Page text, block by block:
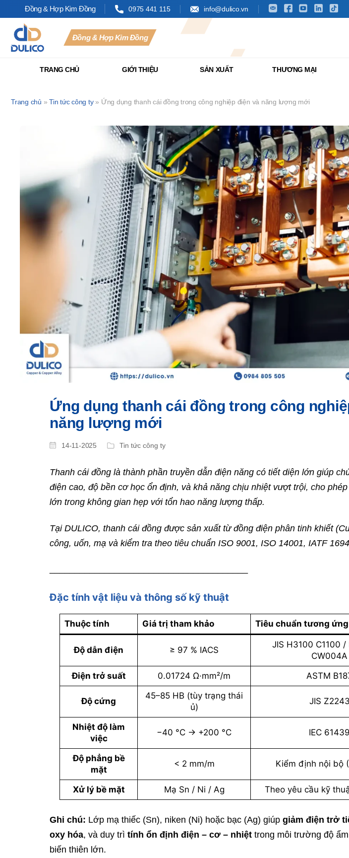
Đồng & Hợp Kim Đồng 0975 441 115 info@dulico.vn
&
Đồng & Hợp Kim Đồng
TRANG CHỦ GIỚI THIỆU SẢN XUẤT THƯƠNG MẠI
Trang chủ »Tin tức công ty» Ứng dụng thanh cái đồng trong công nghiệp điện và năng lượng mới
Ứng dụng thanh cái đồng trong công
năng lượng mới
14-11-2025 Tin tức công ty
Thanh cái đồng là thành phần truyền dẫn điện năng có tiết diện lớn giúp
điện cao, độ bền cơ học ổn định, và khả năng chịu nhiệt vượt trội, cho
lớn trong không gian hẹp với tổn hao năng lượng thấp.
Tại DULICO, thanh cái đồng được sản xuất từ đồng điện phân tinh khiết
công, uốn, mạ và kiểm tra theo tiêu chuẩn ISO 9001, ISO 14001, IATF
Đặc tính vật liệu và thông số kỹ thuật
Thuộc tính Giá trị tham khảo Tiêu chuẩn tương ứng
Độ dẫn điện ≥ 97 % IACS
JIS H3100 C1100 /
CW004A
Điện trở suất
0.01724 Ω·mm²/m ASTM
Độ cứng
45–85 HB (tùy trạng thái
ủ)
JIS Z2243
Nhiệt độ làm
việc
−40 °C → +200 °C IEC 61439
Độ phẳng bề
mặt
< 2 mm/m Kiểm định nội bộ
Xử lý bề mặt Mạ Sn / Ni / Ag Theo yêu cầu kỹ
Ghi chú: Lớp mạ thiếc (Sn), niken (Ni) hoặc bạc (Ag) giúp giảm điện trở
oxy hóa, và duy trì tính ổn định điện – cơ – nhiệt trong môi trường độ
biến thiên lớn.